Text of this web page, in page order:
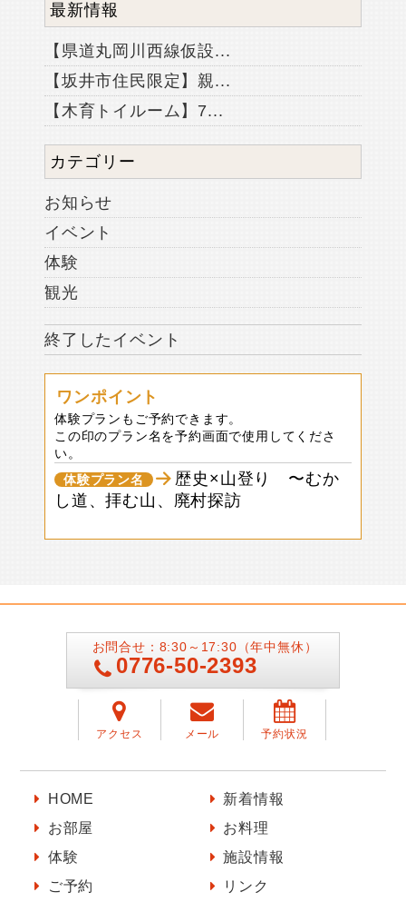
最新情報
【県道丸岡川西線仮設...
【坂井市住民限定】親...
【木育トイルーム】7...
カテゴリー
お知らせ
イベント
体験
観光
終了したイベント
ワンポイント
体験プランもご予約できます。
この印のプラン名を予約画面で使用してくださ
い。
体験プラン名
歴史×山登り 〜むか
し道、拝む山、廃村探訪
お問合せ：8:30～17:30（年中無休）
0776-50-2393
アクセス メール 予約状況
HOME
新着情報
お部屋
お料理
体験
施設情報
ご予約
リンク